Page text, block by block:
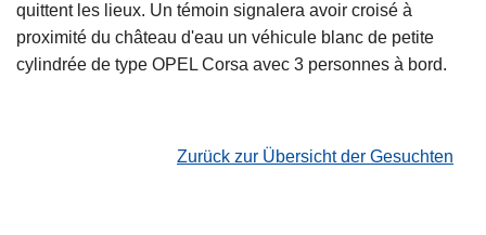
quittent les lieux. Un témoin signalera avoir croisé à
proximité du château d'eau un véhicule blanc de petite
cylindrée de type OPEL Corsa avec 3 personnes à bord.
Zurück zur Übersicht der Gesuchten